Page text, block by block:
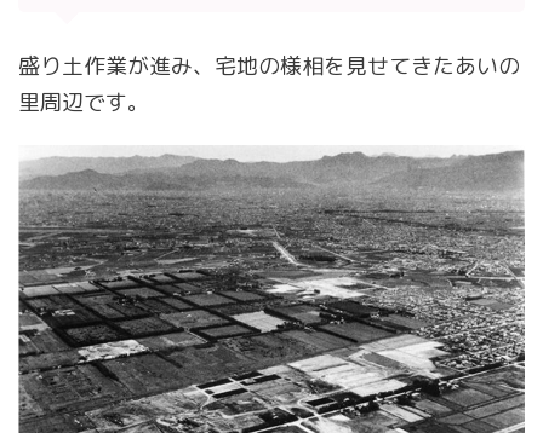
盛り土作業が進み、宅地の様相を見せてきたあいの
里周辺です。